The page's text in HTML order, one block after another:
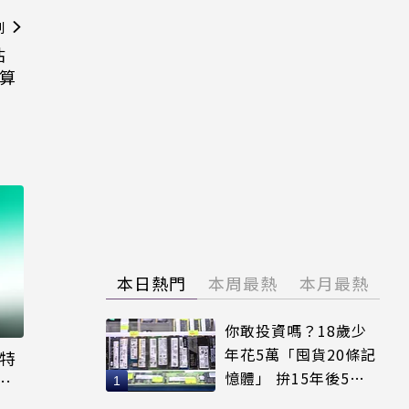
本日熱門 本周最熱 本月最熱
你敢投資嗎？18歲少
年花5萬「囤貨20條記
憶體」 拚15年後5倍